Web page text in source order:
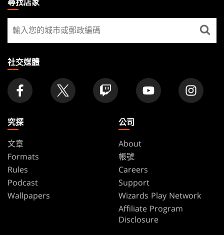
GATHERING
FOOTER
尋
找
家
社交媒體
究探
文章
Formats
Rules
Podcast
Wallpapers
公司
About
帳號
Careers
Support
Wizards Play Network
Affiliate Program
Disclosure